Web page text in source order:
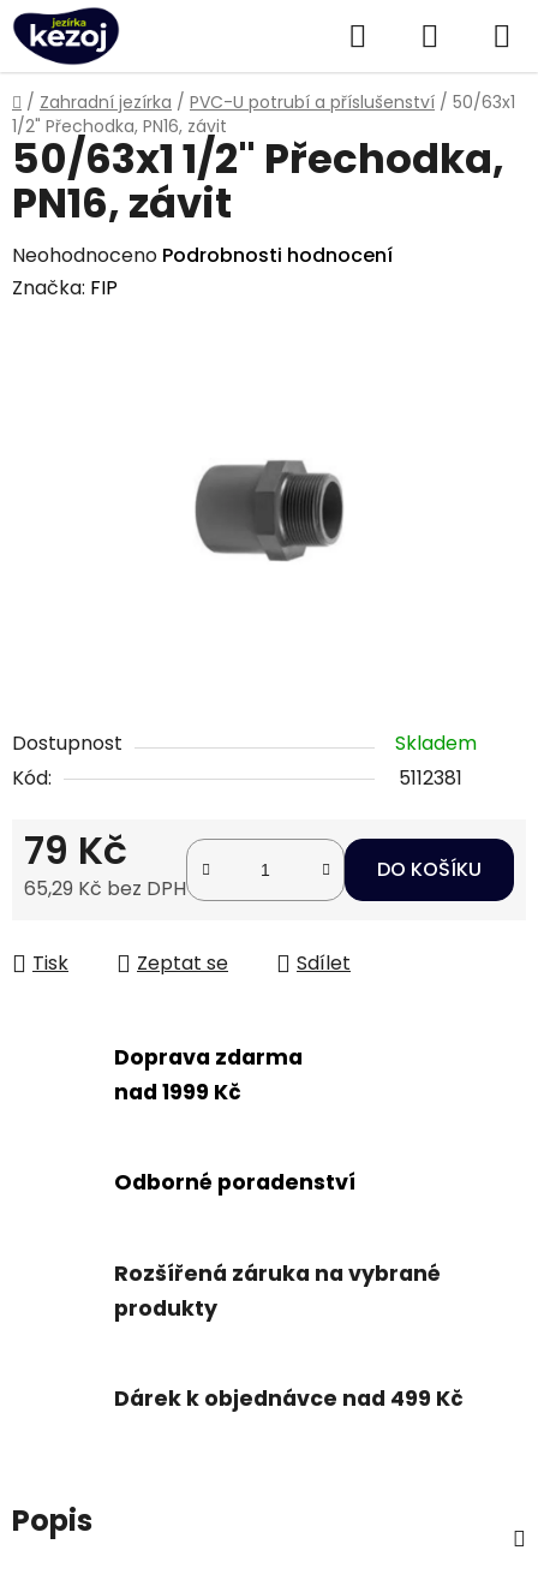
Přejít
na
obsah
Hledat
KOŠÍK
Domů
/ Zahradní jezírka / PVC-U potrubí a příslušenství / 50/63x1
1/2" Přechodka, PN16, závit
Dostupnost
Skladem
Kód:
5112381
79 Kč
65,29 Kč bez DPH
DO KOŠÍKU
Tisk Zeptat se Sdílet
50/63x1 1/2" Přechodka,
PN16, závit
Průměrné
hodnocení
Neohodnoceno Podrobnosti hodnocení
Značka: FIP
Doprava zdarma
nad 1999 Kč
Odborné poradenství
Rozšířená záruka na vybrané
produkty
Dárek k objednávce nad 499 Kč
Popis